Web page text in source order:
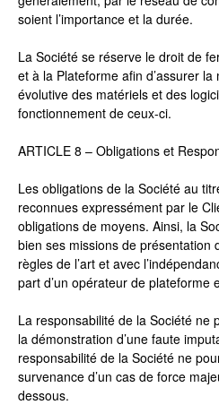
soient l’importance et la durée.
La Société se réserve le droit de
et à la Plateforme afin d’assurer
évolutive des matériels et des
fonctionnement de ceux-ci.
ARTICLE 8 – Obligations et
Les obligations de la Société au
reconnues expressément par le
obligations de moyens. Ainsi, la
bien ses missions de présentation
règles de l’art et avec
part d’un opérateur de plateforme
La responsabilité de la Société ne
la démonstration d’une faute
responsabilité de la Société ne
survenance d’un cas de force
dessous.